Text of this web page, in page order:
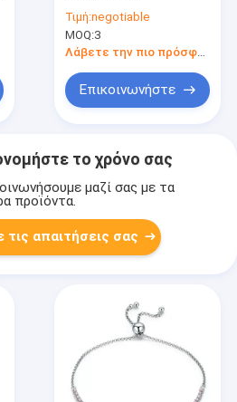
ρυθμιστών
αντισφαίρισης
Τιμή:negotiable
MOQ:3
Λάβετε την πιο πρόσφατη τιμή
Επικοινωνήστε
το χρόνο σας
μαζί σας με τα
προϊόντα.
απαιτήσεις σας